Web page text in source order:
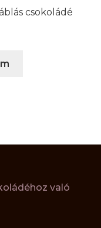
csokoládé
való